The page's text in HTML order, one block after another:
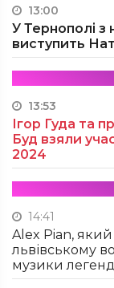
13:00
У Тернополі
виступить
13:53
Ігор Гуда та
Буд взяли
2024
14:41
Alex Pian,
львівському
музики